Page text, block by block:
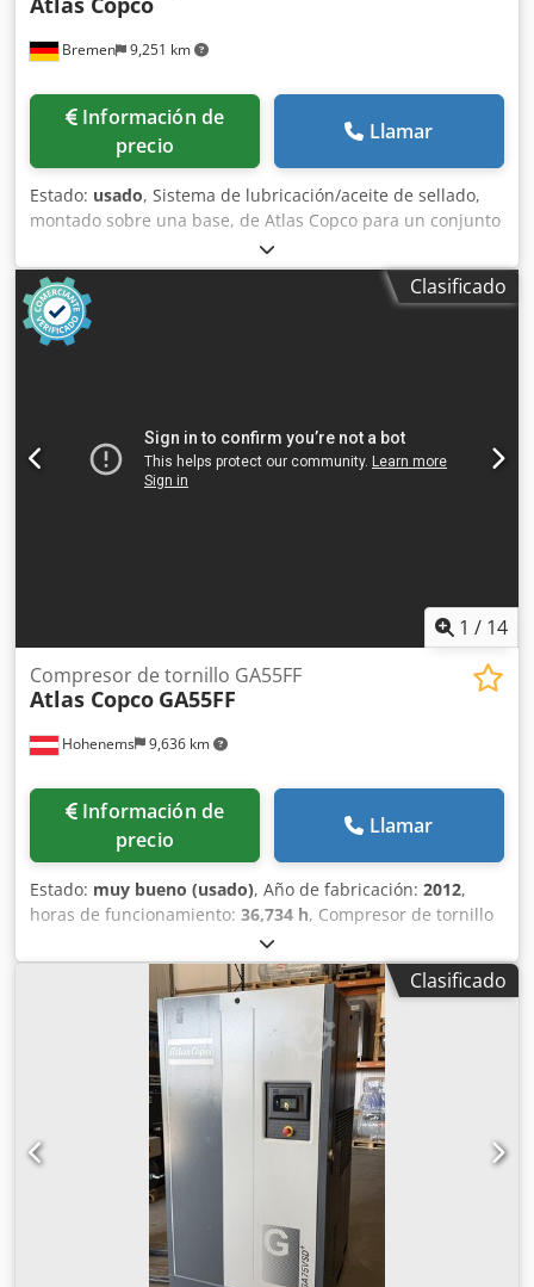
Bremen 9,251 km
Información de
precio
Llamar
Estado: usado, Sistema de lubricación/aceite de sellado,
montado sobre una base, de Atlas Copco para un conjunto
de compresores, que incluye depósito/tanque base con
bombas, filtros, refrigeradores y colector de válvulas.
Incluye un tanque de purga y una selección de repuestos y
juntas, tal como se muestra en la lista descargable que se
encuentra a continuación. Cjdpfx Ajzmadmokbeha Nota:
declaración del usuario final (EUS) por parte del
comprador, y, si el comprador no es el usuario final, para
cada usuario final. Los formularios BPDD y EUS se pueden
Clasificado
1 / 14
Hohenems 9,636 km
Compresor de tornillo GA55FF
Atlas Copco GA55FF
Información de
precio
Llamar
Estado: muy bueno (usado), Año de fabricación: 2012,
horas de funcionamiento: 36,734 h, Compresor de tornillo
Atlas Copco GA55FF Secador integrado Chodpfx
Akszphrwebja 55 kW 9,80 bares 8,87 m³/min Año de
fabricación: 2012 Horas de funcionamiento: 36.734Clasificado